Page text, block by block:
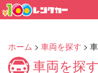
ホーム > 車両を探す >
車両を探す